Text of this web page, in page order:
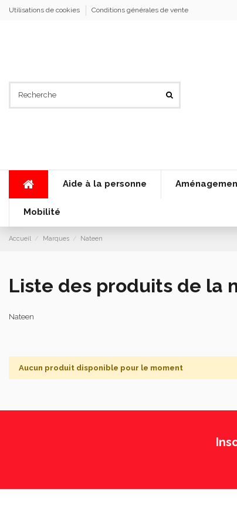
Utilisations de cookies Conditions générales de vente
Aide à la personne
Mobilité
Accueil Marques Nateen
Liste des produits de la
Nateen
Aucun produit disponible pour le moment